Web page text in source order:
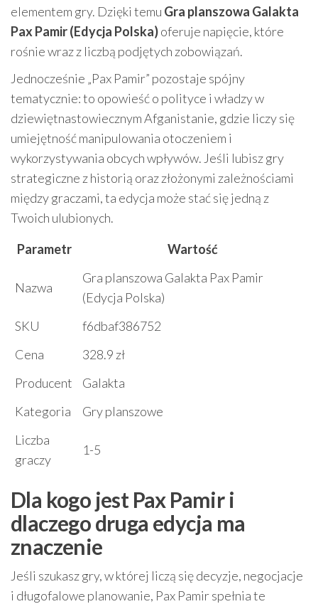
elementem gry. Dzięki temu Gra planszowa Galakta
Pax Pamir (Edycja Polska)oferuje napięcie, które
rośnie wraz z liczbą podjętych zobowiązań.
Jednocześnie „Pax Pamir” pozostaje spójny
tematycznie: to opowieść o polityce i władzy w
dziewiętnastowiecznym Afganistanie, gdzie liczy się
umiejętność manipulowania otoczeniem i
wykorzystywania obcych wpływów. Jeśli lubisz gry
strategiczne z historią oraz złożonymi zależnościami
między graczami, ta edycja może stać się jedną z
Twoich ulubionych.
Parametr
Wartość
Nazwa
Gra planszowa Galakta Pax Pamir
(Edycja Polska)
SKU
f6dbaf386752
Cena
328.9 zł
Producent
Galakta
Kategoria
Gry planszowe
Liczba
graczy
1-5
Dla kogo jest Pax Pamir i
dlaczego druga edycja ma
znaczenie
Jeśli szukasz gry, w której liczą się decyzje, negocjacje
i długofalowe planowanie, Pax Pamir spełnia te